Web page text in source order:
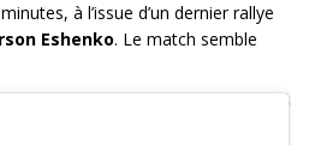
à l’issue d’un dernier rallye
Eshenko. Le match semble